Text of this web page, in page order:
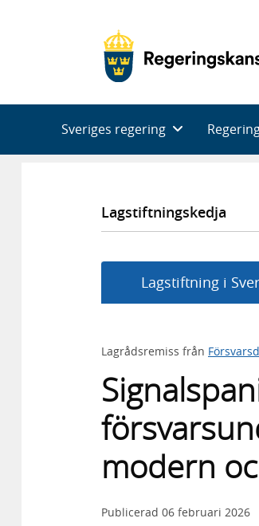
Sveriges regering
Lagstiftningskedja
Lagstiftning i
Lagrådsremiss från
modern
Publicerad 06 februari 2026